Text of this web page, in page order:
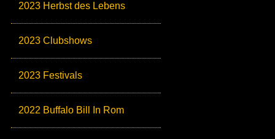
2023 Herbst des Lebens
2023 Clubshows
2023 Festivals
2022 Buffalo Bill In Rom